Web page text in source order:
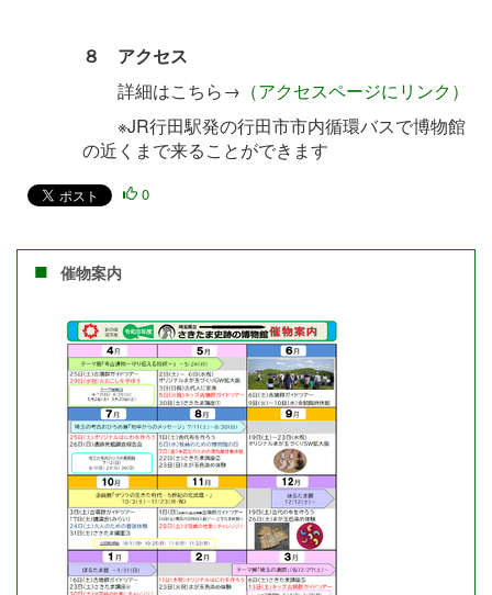
８ アクセス
詳細はこちら→ （アクセスページにリンク）
※JR行田駅発の行田市市内循環バスで博物館
の近くまで来ることができます
0
催物案内